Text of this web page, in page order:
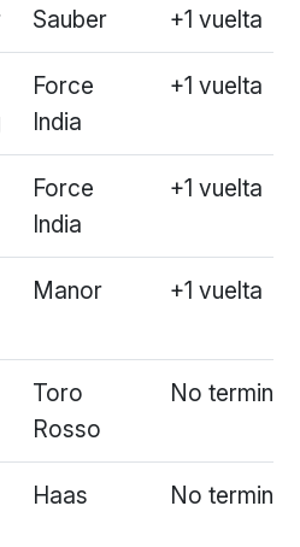
Sauber +1 vuelta
Force
India
+1 vuelta
Force
India
+1 vuelta
Manor +1 vuelta
Toro
Rosso
No terminó
Haas No terminó